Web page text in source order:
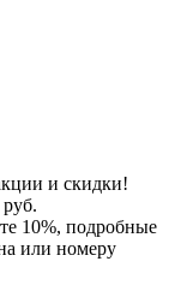
и скидки!
руб.
10%, подробные
или номеру